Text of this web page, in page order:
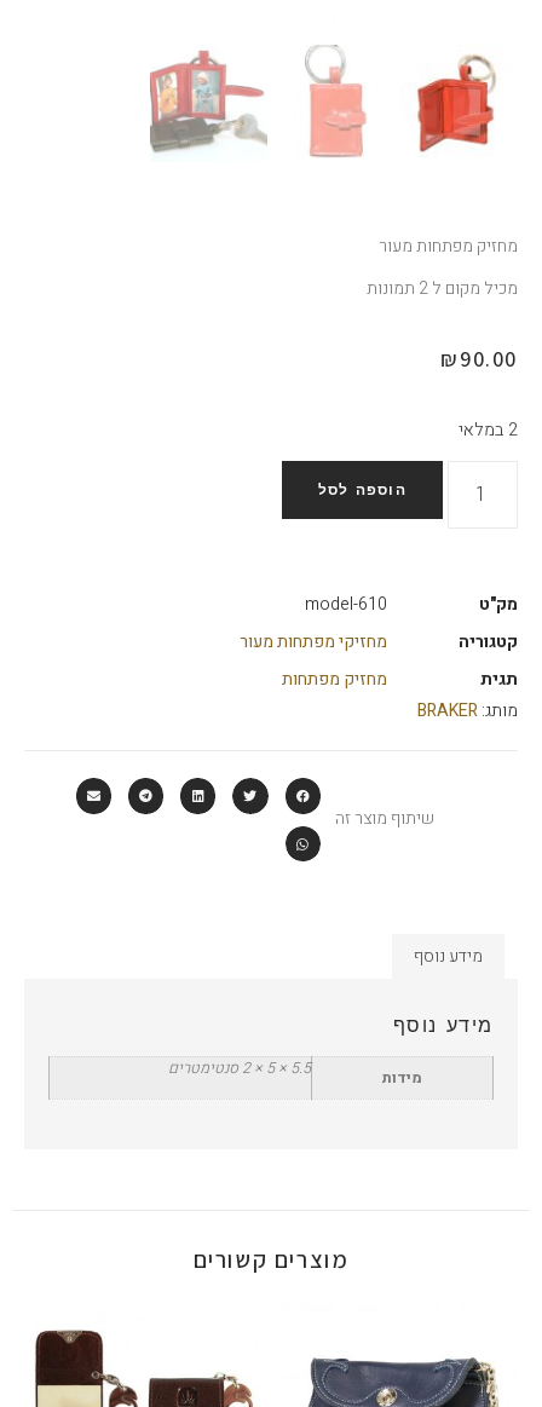
מחזיק מפתחות מעור
מכיל מקום ל 2 תמונות
₪90.00
2 במלאי
הוספה לסל
מק"ט
model-610
קטגוריה
מחזיקי מפתחות מעור
תגית
מחזיק מפתחות
מותג:BRAKER
שיתוף מוצר זה
מידע נוסף
מידע נוסף
מידות 5.5 × 5 × 2 סנטימטרים
מוצרים קשורים